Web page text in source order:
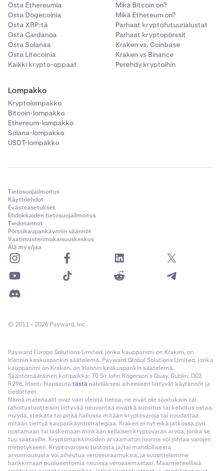
Osta Ethereumia
Osta Dogecoinia
Osta XRP:tä
Osta Cardanoa
Osta Solanaa
Osta Litecoinia
Kaikki krypto-oppaat
Mikä Bitcoin on?
Mikä Ethereum on?
Parhaat kryptofutuurialustat
Parhaat kryptopörssit
Kraken vs. Coinbase
Kraken vs Binance
Perehdy kryptoihin
Lompakko
Kryptolompakko
Bitcoin-lompakko
Ethereum-lompakko
Solana-lompakko
USDT-lompakko
Tietosuojailmoitus
Käyttöehdot
Evästeasetukset
Ehdokkaiden tietosuojailmoitus
Tiedonannot
Pörssikaupankäynnin säännöt
Vaatimustenmukaisuuskeskus
Älä myy/jaa
© 2011 - 2026 Payward, Inc.
Payward Europe Solutions Limited, jonka kauppanimi on Kraken, on
Irlannin keskuspankin säätelemä. Payward Global Solutions Limited, jonka
kauppanimi on Kraken, on Irlannin keskuspankin säätelemä.
Sääntömääräinen kotipaikka: 70 Sir John Rogerson’s Quay, Dublin, D02
R296, Irlanti. Napsautatästä nähdäksesi aiheeseen liittyvät käytännöt ja
tiedotteet.
Nämä materiaalit ovat vain yleistä tietoa; ne eivät ole sijoituksiin tai
rahoitustuotteisiin liittyvää neuvontaa eivätkä suositus tai kehotus ostaa,
myydä, steikata tai pitää hallussa mitään kryptovaroja tai noudattaa
mitään tiettyä kaupankäyntistrategiaa. Kraken ei nyt eikä jatkossa pyri
nostamaan tai laskemaan minkään sellaisen kryptovaran arvoa, jonka se
tuo saataville. Kryptomarkkinoiden arvaamaton luonne voi johtaa varojen
menetykseen. Kryptovarojesi tuotosta ja/tai mahdollisesta
arvonnoususta voi aiheutua veroseuraamuksia, ja suosittelemme
hankkimaan puolueettomia neuvoja veroasemastasi. Maantieteellisiä